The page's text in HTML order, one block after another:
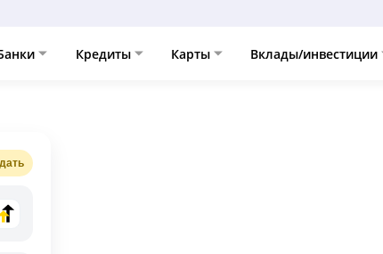
Кредиты Карты Вклады/инвестиции